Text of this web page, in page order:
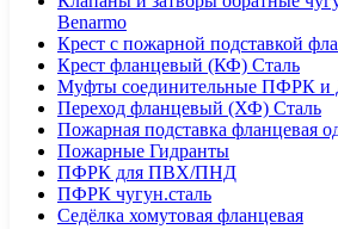
Benarmo
Крест с пожарной подставкой
Крест фланцевый (КФ) Сталь
Муфты соединительные ПФРК и
Переход фланцевый (ХФ) Сталь
Пожарная подставка фланцевая
Пожарные Гидранты
ПФРК для ПВХ/ПНД
ПФРК чугун.сталь
Седёлка хомутовая фланцевая